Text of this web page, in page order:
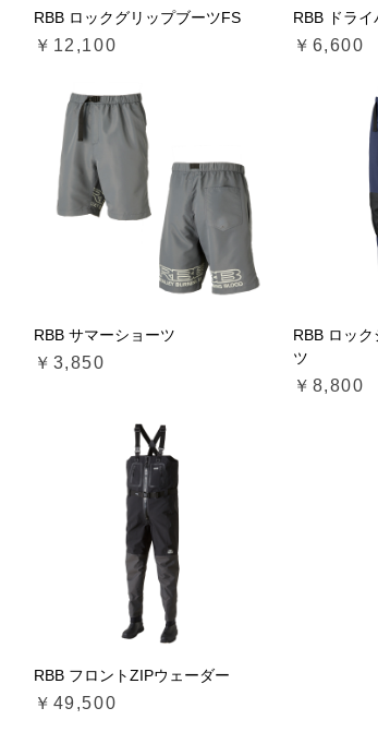
RBB ロックグリップブーツFS
￥12,100
RBB ドライ
￥6,600
RBB サマーショーツ
￥3,850
RBB ロッ
ツ
￥8,800
RBB フロントZIPウェーダー
￥49,500